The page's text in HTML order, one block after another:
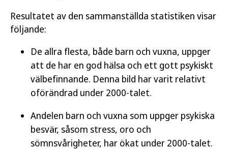
Resultatet av den sammanställda statistiken visar
följande:
De allra flesta, både barn och vuxna, uppger
att de har en god hälsa och ett gott psykiskt
välbefinnande. Denna bild har varit relativt
oförändrad under 2000-talet.
Andelen barn och vuxna som uppger psykiska
besvär, såsom stress, oro och
sömnsvårigheter, har ökat under 2000-talet.